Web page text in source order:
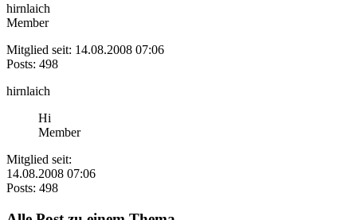
hirnlaich
Member
Mitglied seit: 14.08.2008 07:06
Posts: 498
hirnlaich
Hi
Member
Mitglied seit:
14.08.2008 07:06
Posts: 498